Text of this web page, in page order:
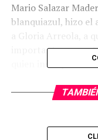
Mario Salazar
blanquiazul, hizo el
a Gloria Arreola, a
importante por su
quien instó para
azules.
formaba parte de